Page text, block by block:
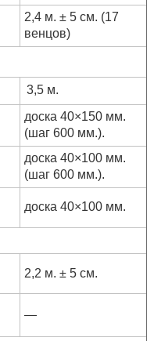
2,4 м. ± 5 см. (17
венцов)
3,5 м.
доска 40×150 мм.
(шаг 600 мм.).
доска 40×100 мм.
(шаг 600 мм.).
доска 40×100 мм.
2,2 м. ± 5 см.
—